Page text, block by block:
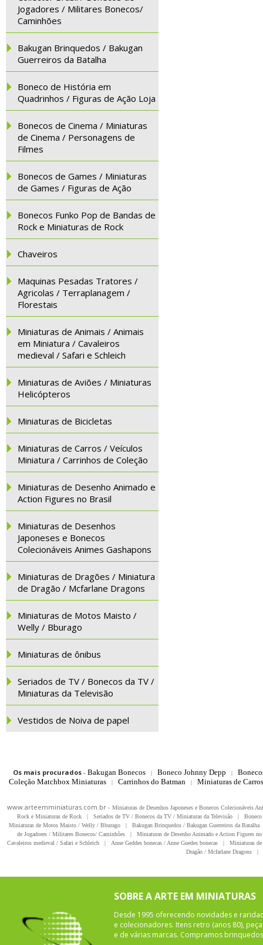
Jogadores / Militares Bonecos/
Caminhões
Bakugan Brinquedos / Bakugan
Guerreiros da Batalha
Boneco de História em
Quadrinhos / Figuras de Ação Loja
Bonecos de Cinema / Miniaturas
de Cinema / Personagens de
Filmes
Bonecos de Games / Miniaturas
de Games / Figuras de Ação
Bonecos Funko Pop de Bandas de
Rock e Miniaturas de Rock
Chaveiros
Maquinas Pesadas Tratores /
Agricolas / Terraplanagem /
Florestais
Miniaturas de Animais / Animais
em Miniatura / Cavaleiros
medieval / Safari e Schleich
Miniaturas de Aviões / Miniaturas
Helicópteros
Miniaturas de Bicicletas
Miniaturas de Carros / Veículos
Miniatura / Carrinhos de Coleção
Miniaturas de Desenho Animado e
Action Figures no Brasil
Miniaturas de Desenhos
Japoneses e Bonecos
Colecionáveis Animes Gashapons
Miniaturas de Dragões / Miniatura
de Dragão / Mcfarlane Dragons
Miniaturas de Motos Maisto /
Welly / Bburago
Miniaturas de ônibus
Seriados de TV / Bonecos da TV /
Miniaturas da Televisão
Vestidos de Noiva de papel
Os mais procurados- Bakugan Bonecos | Boneco Johnny Depp |
Coleção Matchbox Miniaturas
| Carrinhos do Batman | Miniaturas de
www.arteemminiaturas.com.br - Miniaturas de Desenhos Japoneses e Bonecos Colecionáveis
Rock e Miniaturas de Rock
| Seriados de TV / Bonecos da TV / Miniaturas da Televisão |
Miniaturas de Motos Maisto / Welly / Bburago
| Bakugan Brinquedos / Bakugan Guerreiros da Batalha
de Jogadores / Militares Bonecos/ Caminhões
|
Miniaturas de Desenho Animado e Action Figures
Cavaleiros medieval / Safari e Schleich
| Anne Geddes bonecas / Anne Guedes bonecas |
Miniaturas
Dragão / Mcfarlane Dragons
|
SOBRE A ARTE EM MINIATURAS
Desde 1995 oferecendo novidades e
e colecionadores. Itens retro (anos 80),
e de várias marcas. Compramos